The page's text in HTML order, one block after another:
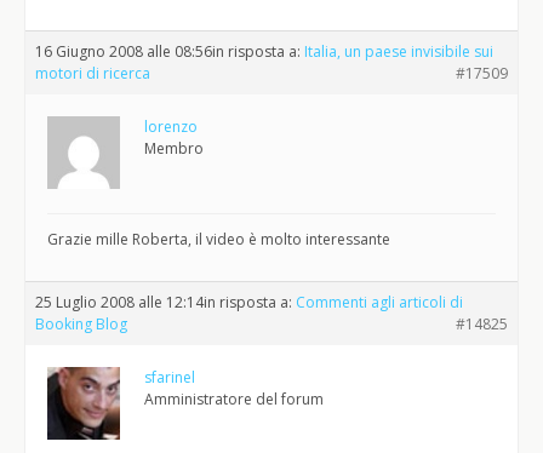
16 Giugno 2008 alle 08:56in risposta a: Italia, un paese invisibile sui
motori di ricerca
#17509
lorenzo
Membro
Grazie mille Roberta, il video è molto interessante
25 Luglio 2008 alle 12:14in risposta a: Commenti agli articoli di
Booking Blog
#14825
sfarinel
Amministratore del forum